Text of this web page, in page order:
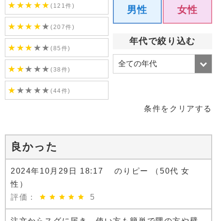
★ ★★ ★★(121件)
★ ★★ ★★(207件)
★ ★★ ★★(85件)
★ ★★ ★★(38件)
★ ★★ ★★(44件)
男性 女性
年代で絞り込む
条件をクリアする
良かった
2024年10月29日 18:17 のりピー （50代 女
性）
評価：
5